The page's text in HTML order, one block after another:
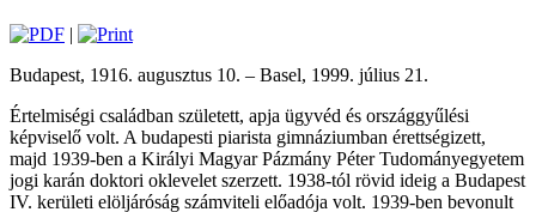
|
Budapest, 1916. augusztus 10. – Basel, 1999. július 21.
Értelmiségi családban született, apja ügyvéd és országgyűlési
képviselő volt. A budapesti piarista gimnáziumban érettségizett,
majd 1939-ben a Királyi Magyar Pázmány Péter Tudományegyetem
jogi karán doktori oklevelet szerzett. 1938-tól rövid ideig a Budapest
IV. kerületi elöljáróság számviteli előadója volt. 1939-ben bevonult